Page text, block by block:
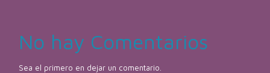
No hay Comentarios
Sea el primero en dejar un comentario.